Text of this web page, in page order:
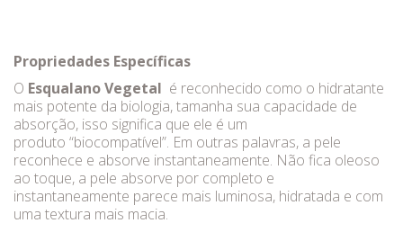
Propriedades Específicas
O Esqualano Vegetal é reconhecido como o hidratante
mais potente da biologia, tamanha sua capacidade de
absorção, isso significa que ele é um
produto “biocompatível”. Em outras palavras, a pele
reconhece e absorve instantaneamente. Não fica oleoso
ao toque, a pele absorve por completo e
instantaneamente parece mais luminosa, hidratada e com
uma textura mais macia.